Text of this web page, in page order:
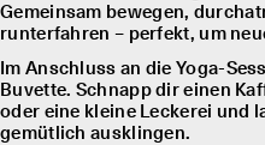
Gemeinsam bewegen,
runterfahren – perfekt, um
Im Anschluss an die Yoga-
Buvette. Schnapp dir einen
oder eine kleine Leckerei und
gemütlich ausklingen.